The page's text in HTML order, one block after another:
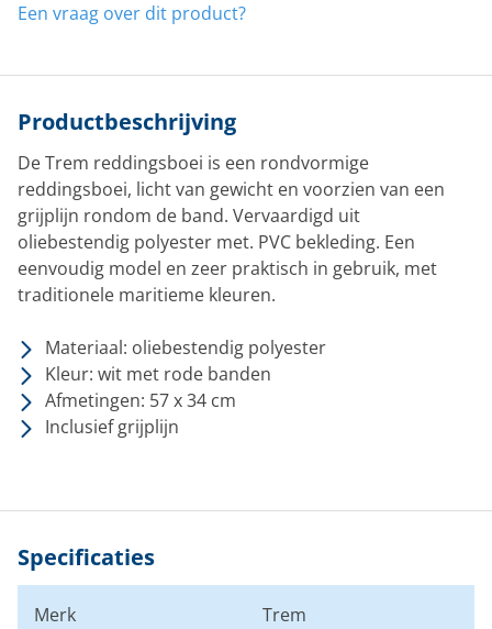
Een vraag over dit product?
Productbeschrijving
De Trem reddingsboei is een rondvormige
reddingsboei, licht van gewicht en voorzien van een
grijplijn rondom de band. Vervaardigd uit
oliebestendig polyester met. PVC bekleding. Een
eenvoudig model en zeer praktisch in gebruik, met
traditionele maritieme kleuren.
Materiaal: oliebestendig polyester
Kleur: wit met rode banden
Afmetingen: 57 x 34 cm
Inclusief grijplijn
Specificaties
Merk Trem